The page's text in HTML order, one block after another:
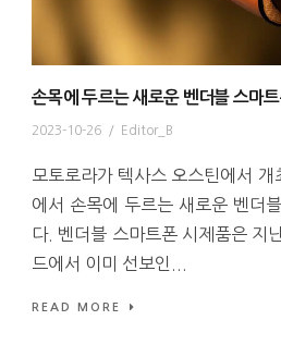
손목에 두르는 새로운 벤더블 스마
2023-10-26 / Editor_B
모토로라가 텍사스 오스틴에서
에서 손목에 두르는 새로운 벤더
다. 벤더블 스마트폰 시제품은 지
드에서 이미 선보인...
READ MORE